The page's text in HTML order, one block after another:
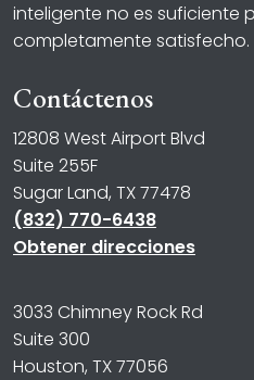
inteligente no es suficiente
completamente satisfecho.
Contáctenos
12808 West Airport Blvd
Suite 255F
Sugar Land, TX 77478
(832) 770-6438
Obtener direcciones
3033 Chimney Rock Rd
Suite 300
Houston, TX 77056